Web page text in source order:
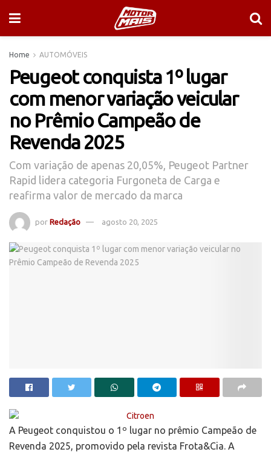
Home AUTOMÓVEIS
Peugeot conquista 1º lugar
com menor variação veicular
no Prêmio Campeão de
Revenda 2025
Com variação de apenas 20,05%, Peugeot Partner
Rapid lidera categoria Furgoneta de Carga e
reafirma valor de mercado da marca
por Redação agosto 20, 2025
A Peugeot conquistou o 1º lugar no prêmio Campeão de
Revenda 2025, promovido pela revista Frota&Cia. A